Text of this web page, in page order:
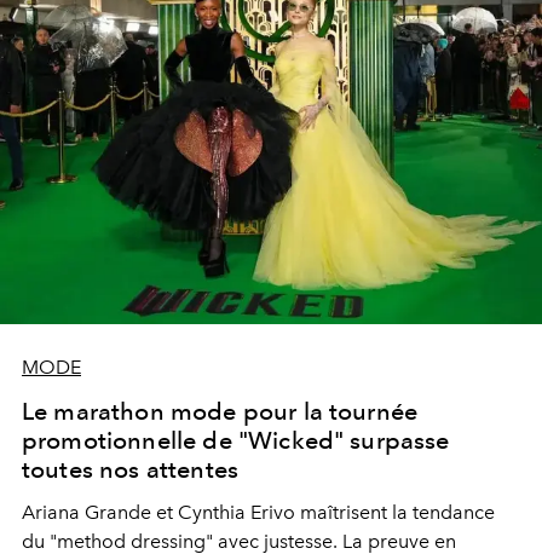
MODE
Le marathon mode pour la tournée
promotionnelle de "Wicked" surpasse
toutes nos attentes
Ariana Grande et Cynthia Erivo maîtrisent la tendance
du "method dressing" avec justesse. La preuve en